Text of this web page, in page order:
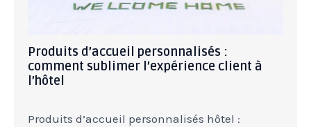
Produits d’accueil personnalisés :
comment sublimer l’expérience client à
l’hôtel
Produits d’accueil personnalisés hôtel :